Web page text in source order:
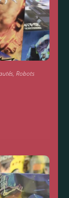
, Robots